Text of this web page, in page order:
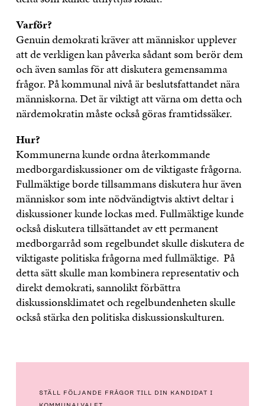
Varför?
Genuin demokrati kräver att människor upplever
att de verkligen kan påverka sådant som berör dem
och även samlas för att diskutera gemensamma
frågor. På kommunal nivå är beslutsfattandet nära
människorna. Det är viktigt att värna om detta och
närdemokratin måste också göras framtidssäker.
Hur?
Kommunerna kunde ordna återkommande
medborgardiskussioner om de viktigaste frågorna.
Fullmäktige borde tillsammans diskutera hur även
människor som inte nödvändigtvis aktivt deltar i
diskussioner kunde lockas med. Fullmäktige kunde
också diskutera tillsättandet av ett permanent
medborgarråd som regelbundet skulle diskutera de
viktigaste politiska frågorna med fullmäktige. På
detta sätt skulle man kombinera representativ och
direkt demokrati, sannolikt förbättra
diskussionsklimatet och regelbundenheten skulle
också stärka den politiska diskussionskulturen.
STÄLL FÖLJANDE FRÅGOR TILL DIN KANDIDAT I